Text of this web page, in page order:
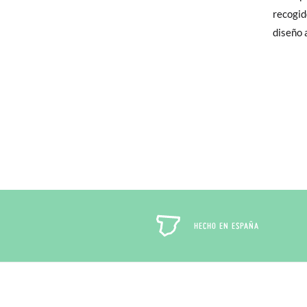
diseño
elijas,
para
talla y
HECHO EN ESPAÑA